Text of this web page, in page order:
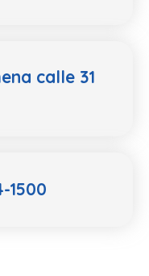
calle 31
1500